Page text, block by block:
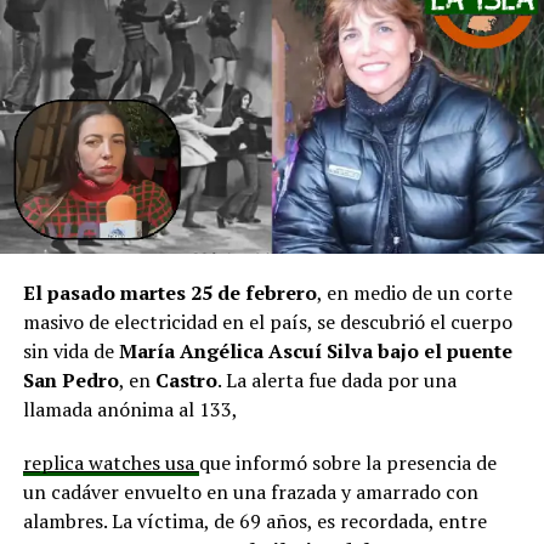
en línea con una disminución de los montos disponibles,
agregando que en su comuna tienen iniciativas
aprobadas que aún esperan financiamiento, como la
infraestructura del Club Deportivo Bernardo O’Higgins
y el cierre perimetral del Club Deportivo Aucar, obras
fundamentales para el desarrollo comunitario.
El alcalde de Quemchi, Javier Ugarte, expresó una
situación similar, señalando que en su comuna tienen
proyectos elegibles tanto en PMU como en PMB, pero
que hasta la fecha no han recibido respuesta clara sobre
si se entregarán los recursos.“Preocupa esta situación,
estos son proyectos que vienen trabajándose desde
hace tiempo y que hoy están en riesgo por la falta de
En la comuna deCuraco de Vélez, la alcaldesa Javiera
Yáñezindicó que históricamente la Subdere ha apoyado
El pasado martes 25 de febrero, en medio de un corte
masivo de electricidad en el país, se descubrió el cuerpo
sin vida deMaría Angélica Ascuí Silvabajo el puente
San Pedro, en Castro. La alerta fue dada por una
llamada anónima al 133,
replica watches usa que informó sobre la presencia de
un cadáver envuelto en una frazada y amarrado con
alambres. La víctima, de 69 años, es recordada, entre